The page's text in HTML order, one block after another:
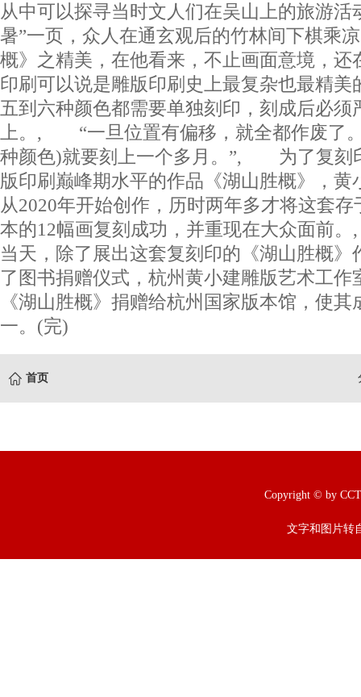
从中可以探寻当时文人们在吴山上的旅游活
暑”一页，众人在通玄观后的竹林间下棋
概》之精美，在他看来，不止画面意境，还
印刷可以说是雕版印刷史上最复杂也最精美
五到六种颜色都需要单独刻印，刻成后必须
上。, “一旦位置有偏移，就全都作废了
种颜色)就要刻上一个多月。”, 为了复刻
版印刷巅峰期水平的作品《湖山胜概》，黄
从2020年开始创作，历时两年多才将这套
本的12幅画复刻成功，并重现在大众面
当天，除了展出这套复刻印的《湖山胜概》
了图书捐赠仪式，杭州黄小建雕版艺术工作
《湖山胜概》捐赠给杭州国家版本馆，使
一。(完)
首页
Copyright © by
文字和图片转